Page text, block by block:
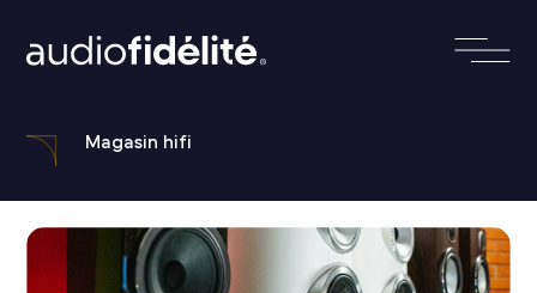
Magasin hifi